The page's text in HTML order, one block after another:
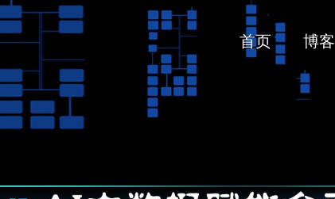
首页 博客